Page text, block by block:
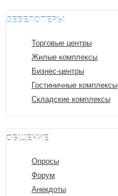
ДЕВЕЛОПЕРЫ
Торговые центры
Жилые комплексы
Бизнес-центры
Гостиничные комплексы
Складские комплексы
ОБЩЕНИЕ
Опросы
Форум
Анекдоты